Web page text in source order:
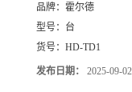
品牌： 霍尔德
型号： 台
货号： HD-TD1
发布日期： 2025-09-02